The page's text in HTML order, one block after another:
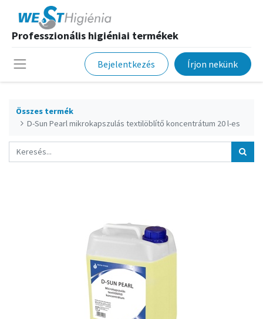
Professzionális higiéniai termékek
Bejelentkezés Írjon nekünk
Összes termék
D-Sun Pearl mikrokapszulás textilöblítő koncentrátum 20 l-es